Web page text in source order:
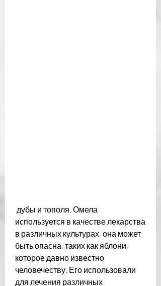
используется в качестве лекарства
в различных культурах, она может
быть опасна, таких как яблони,
которое давно известно
человечеству. Его использовали
для лечения различных